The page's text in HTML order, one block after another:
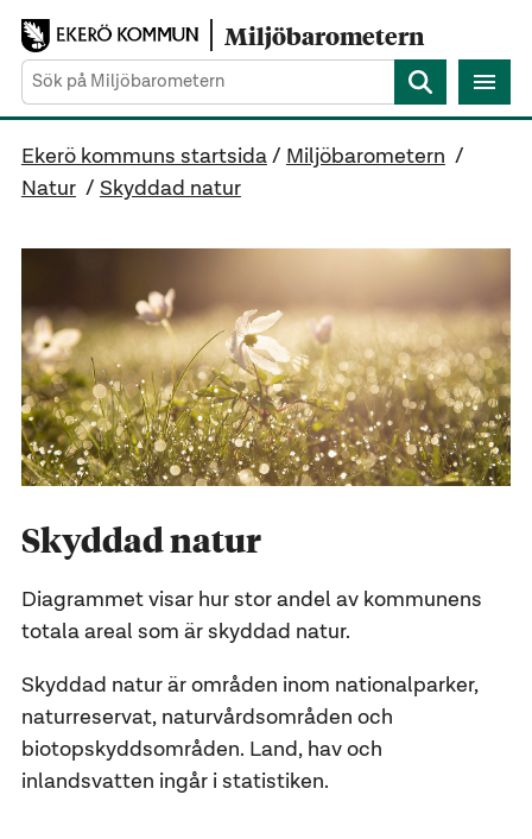
Gå direkt till sidans innehåll
Miljöbarometern
Sök
Ekerö kommuns startsida / Miljöbarometern /
Natur / Skyddad natur
Skyddad natur
Diagrammet visar hur stor andel av kommunens
totala areal som är skyddad natur.
Skyddad natur är områden inom nationalparker,
naturreservat, naturvårdsområden och
biotopskyddsområden. Land, hav och
inlandsvatten ingår i statistiken.